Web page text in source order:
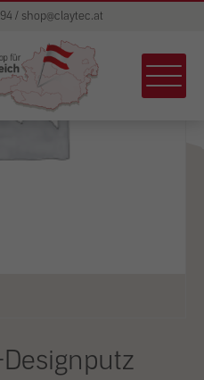
/ shop@claytec.at